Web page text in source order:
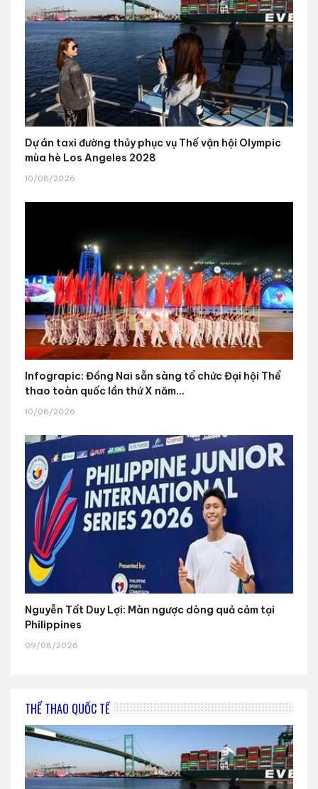
Dự án taxi đường thủy phục vụ Thế vận hội Olympic
mùa hè Los Angeles 2028
10/08/2026
Infograpic: Đồng Nai sẵn sàng tổ chức Đại hội Thể
thao toàn quốc lần thứ X năm...
10/08/2026
Nguyễn Tất Duy Lợi: Màn ngược dòng quả cảm tại
Philippines
09/08/2026
THỂ THAO QUỐC TẾ